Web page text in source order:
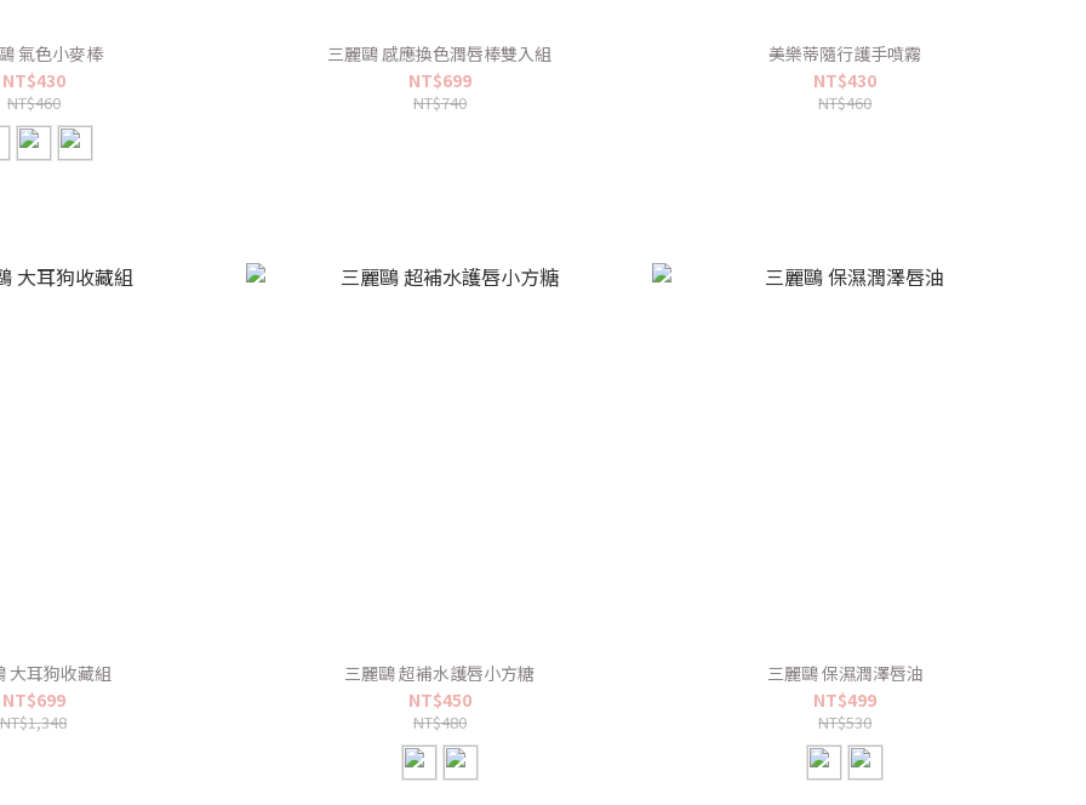
氣色小麥棒
NT$430
NT$460
三麗鷗 感應換色潤唇棒雙入組
NT$699
NT$740
美樂蒂隨行護手噴霧
NT$430
NT$460
大耳狗收藏組
NT$699
NT$1,348
三麗鷗 超補水護唇小方糖
NT$450
NT$480
三麗鷗 保濕潤澤唇油
NT$499
NT$530